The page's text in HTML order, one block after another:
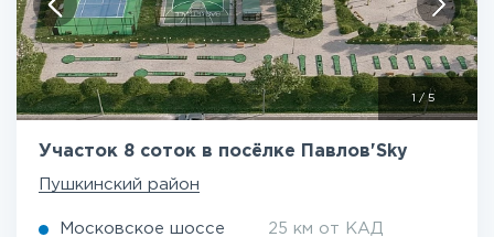
/5
Участок 8 соток в посёлке Павлов'Sky
Пушкинский район
Московское шоссе 25 км от КАД